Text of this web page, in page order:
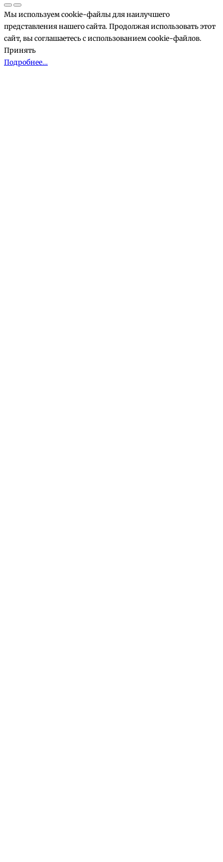
Мы используем cookie-файлы для наилучшего
представления нашего сайта. Продолжая использовать этот
сайт, вы соглашаетесь с использованием cookie-файлов.
Принять
Подробнее…